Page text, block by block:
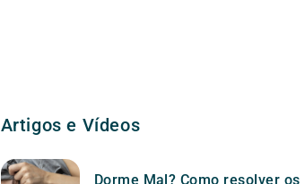
Artigos e Vídeos
Dorme Mal? Como resolver os